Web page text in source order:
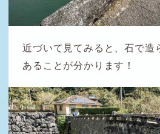
近づいて見てみると、石で造
あることが分かります！